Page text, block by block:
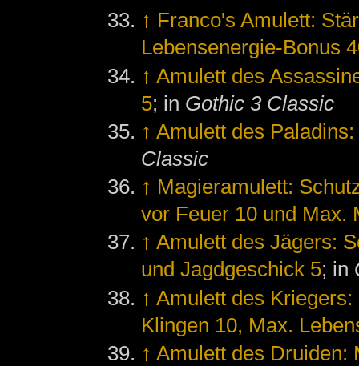
↑ Franco's Amulett:
Lebensenergie-Bonus
↑ Amulett des
5; in Gothic 3 Classic
↑ Amulett des
Classic
↑ Magieramulett:
vor Feuer 10 und Max.
↑ Amulett des Jägers:
und Jagdgeschick 5; in
↑ Amulett des
Klingen 10, Max.
↑ Amulett des Druiden: